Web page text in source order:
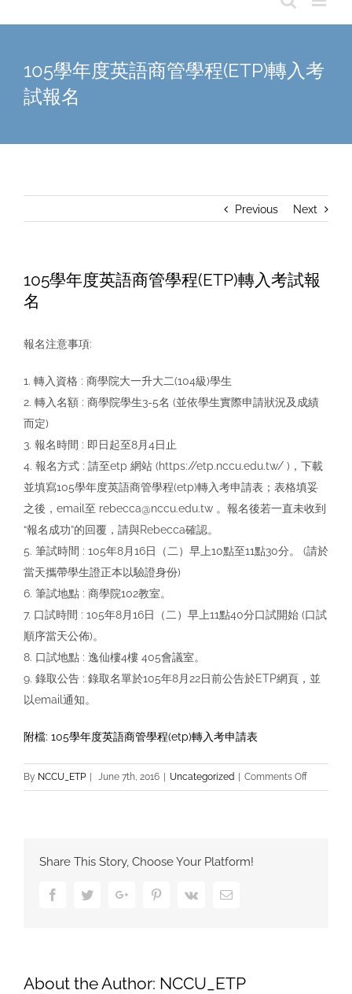
105學年度英語商管學程(ETP)轉入考
試報名
Previous Next
105學年度英語商管學程(ETP)轉入考試報
名
報名注意事項:
1. 轉入資格 : 商學院大一升大二(104級)學生
2. 轉入名額 : 商學院學生3-5名 (並依學生實際申請狀況及成績
而定)
3. 報名時間 : 即日起至8月4日止
4. 報名方式 : 請至etp 網站 (https://etp.nccu.edu.tw/ )，下載
並填寫105學年度英語商管學程(etp)轉入考申請表；表格填妥
之後，email至 rebecca@nccu.edu.tw 。報名後若一直未收到
“報名成功”的回覆，請與Rebecca確認。
5. 筆試時間 : 105年8月16日（二）早上10點至11點30分。 (請於
當天攜帶學生證正本以驗證身份)
6. 筆試地點 : 商學院102教室。
7. 口試時間 : 105年8月16日（二）早上11點40分口試開始 (口試
順序當天公佈)。
8. 口試地點 : 逸仙樓4樓 405會議室。
9. 錄取公告 : 錄取名單於105年8月22日前公告於ETP網頁，並
以email通知。
附檔: 105學年度英語商管學程(etp)轉入考申請表
By NCCU_ETP June 7th, 2016 Uncategorized Comments Offon
105
Share This Story, Choose Your Platform!
FacebookTwitterGoogle+ PinterestVk Email
About the Author: NCCU_ETP